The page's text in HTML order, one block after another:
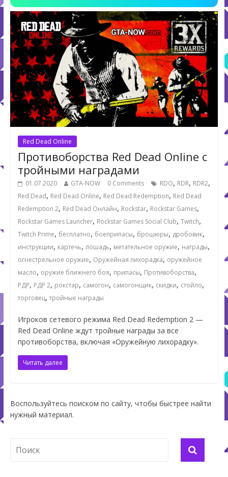
Red Dead Online
Противоборства Red Dead Online с
тройными наградами
01.07.2020 GTA-NOW 0 Comments RDO, RDR, RDR2,
Red Dead, Red Dead Online, Red Dead Redemption, Red Dead
Redemption 2, Red Dead Онлайн, Rockstar, Rockstar Games,
Rockstar Games Launcher, Rockstar Games Social Club, Twitch,
Twitch Prime, бесплатно, боеприпасы, брошюры, дробовик,
инструкции, картечь, лошадь, метательное оружие, награды,
огнестрельное оружие, Оружейная лихорадка, оружейное
масло, оружие ближнего боя, припасы, Противоборства,
РДР, РДР 2, рокстар, самогон, самогонщик, скидки, стойло,
торговец, тройные награды
Игроков сетевого режима Red Dead Redemption 2 —
Red Dead Online ждут тройные награды за все
противоборства, включая «Оружейную лихорадку».
Читать далее
Воспользуйтесь поиском по сайту, чтобы быстрее найти
нужный материал.